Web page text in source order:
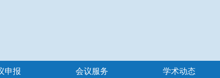
申报 会议服务 学术动态